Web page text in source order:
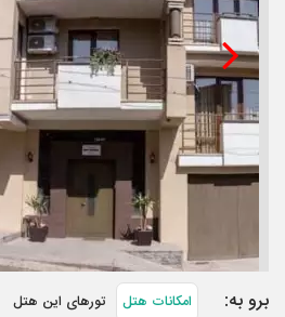
برو به: امکانات هتل تورهای این هتل